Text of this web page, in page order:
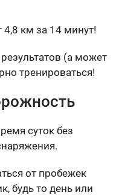
км за 14 минут!
(а может
тренироваться!
суток без
от пробежек
будь то день или